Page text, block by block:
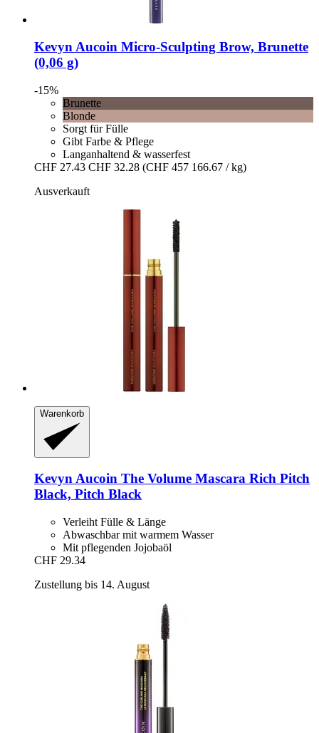
Kevyn Aucoin Micro-​Sculpting Brow, Brunette
(0,06 g)
-15%
Brunette
Blonde
Sorgt für Fülle
Gibt Farbe & Pflege
Langanhaltend & wasserfest
CHF 27.43 CHF 32.28 (CHF 457 166.67 / kg)
Ausverkauft
Warenkorb
Kevyn Aucoin The Volume Mascara Rich Pitch
Black, Pitch Black
Verleiht Fülle & Länge
Abwaschbar mit warmem Wasser
Mit pflegenden Jojobaöl
CHF 29.34
Zustellung bis 14. August